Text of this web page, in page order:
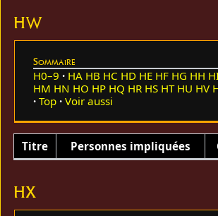
HW
Sommaire
H0–9 HA HB HC HD HE HF HG HH
HM HN HO HP HQ HR HS HT HU HV
Top
Voir aussi
Titre Personnes impliquées
HX